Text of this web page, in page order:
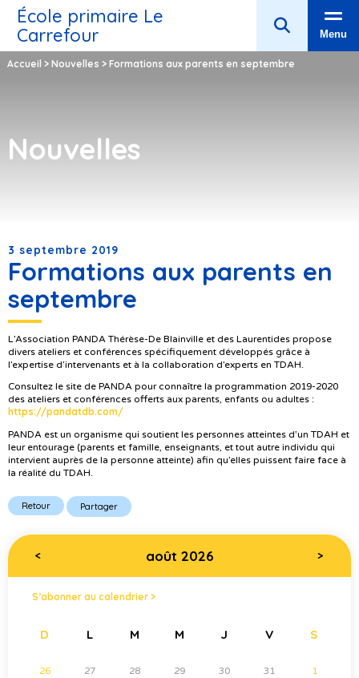
École primaire Le
Carrefour
Menu
Accueil > Nouvelles > Formations aux parents en septembre
Nouvelles
3 septembre 2019
Formations aux parents en
septembre
L’Association PANDA Thérèse-De Blainville et des Laurentides propose
divers ateliers et conférences spécifiquement développés grâce à
l’expertise d’intervenants et à la collaboration d’experts en TDAH.
Consultez le site de PANDA pour connaître la programmation 2019-2020
des ateliers et conférences offerts aux parents, enfants ou adultes :
https://pandatdb.com/
PANDA est un organisme qui soutient les personnes atteintes d’un TDAH et
leur entourage (parents et famille, enseignants, et tout autre individu qui
intervient auprès de la personne atteinte) afin qu’elles puissent faire face à
la réalité du TDAH.
Retour Partager
< août 2026 >
S’abonner au calendrier >
D L M M J V S
26 27 28 29 30 31 1